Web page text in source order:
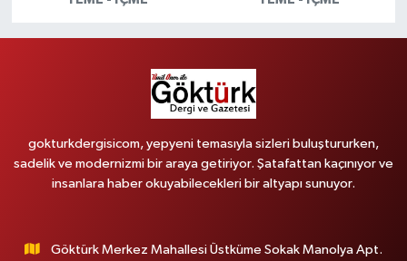
gokturkdergisicom, yepyeni temasıyla sizleri buluştururken,
sadelik ve modernizmi bir araya getiriyor. Şatafattan kaçınıyor ve
insanlara haber okuyabilecekleri bir altyapı sunuyor.
Göktürk Merkez Mahallesi Üstküme Sokak Manolya Apt.